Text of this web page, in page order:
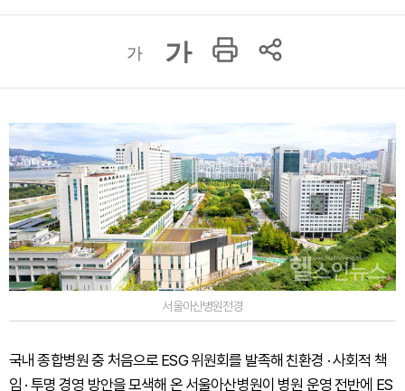
가 가
서울아산병원전경
국내 종합병원 중 처음으로 ESG 위원회를 발족해 친환경 · 사회적 책
임 · 투명 경영 방안을 모색해 온 서울아산병원이 병원 운영 전반에 ES